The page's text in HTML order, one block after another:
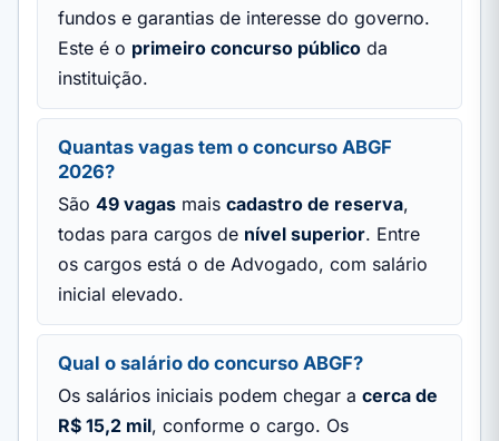
fundos e garantias de interesse do governo.
Este é o primeiro concurso públicoda
instituição.
Quantas vagas tem o concurso ABGF
2026?
São 49 vagasmais cadastro de reserva,
todas para cargos de nível superior. Entre
os cargos está o de Advogado, com salário
inicial elevado.
Qual o salário do concurso ABGF?
Os salários iniciais podem chegar a cerca de
R$ 15,2 mil, conforme o cargo. Os